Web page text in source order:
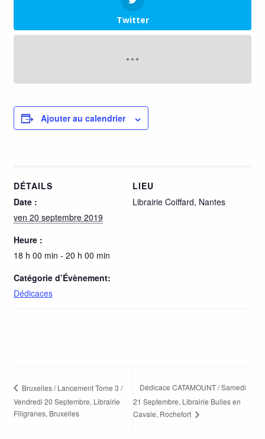
Twitter
Ajouter au calendrier
DÉTAILS
Date :
ven 20 septembre 2019
Heure :
18 h 00 min - 20 h 00 min
Catégorie d’Évènement:
Dédicaces
LIEU
Librairie Coiffard, Nantes
Bruxelles / Lancement Tome 3 /
Vendredi 20 Septembre, Librairie
Filigranes, Bruxelles
Dédicace CATAMOUNT / Samedi
21 Septembre, Librairie Bulles en
Cavale, Rochefort